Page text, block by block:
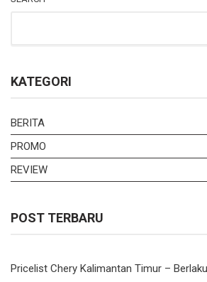
KATEGORI
BERITA
PROMO
REVIEW
POST TERBARU
Pricelist Chery Kalimantan Timur –